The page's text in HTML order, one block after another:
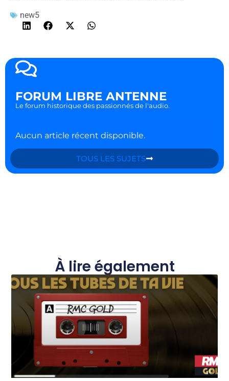
new5
FORUM LIBRE ANTENNE
Le forum historique des passionnés de l'audio.
Aucun article récent disponible.
TOUS LES SUJETS
À lire également